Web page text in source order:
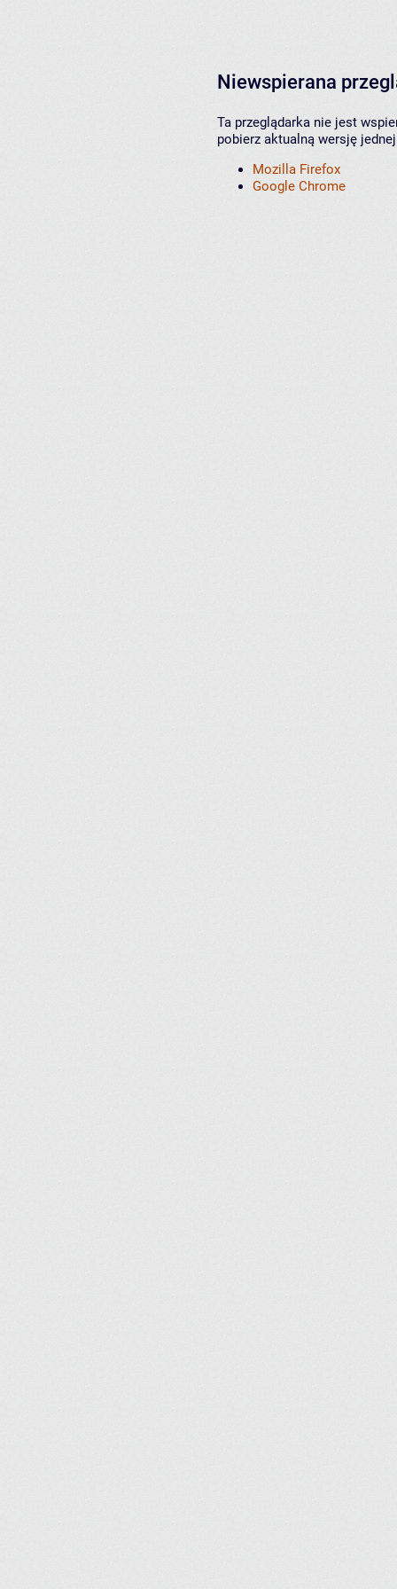
Niewspierana
Ta przeglądarka nie jest
pobierz aktualną wersję
Mozilla Firefox
Google Chrome